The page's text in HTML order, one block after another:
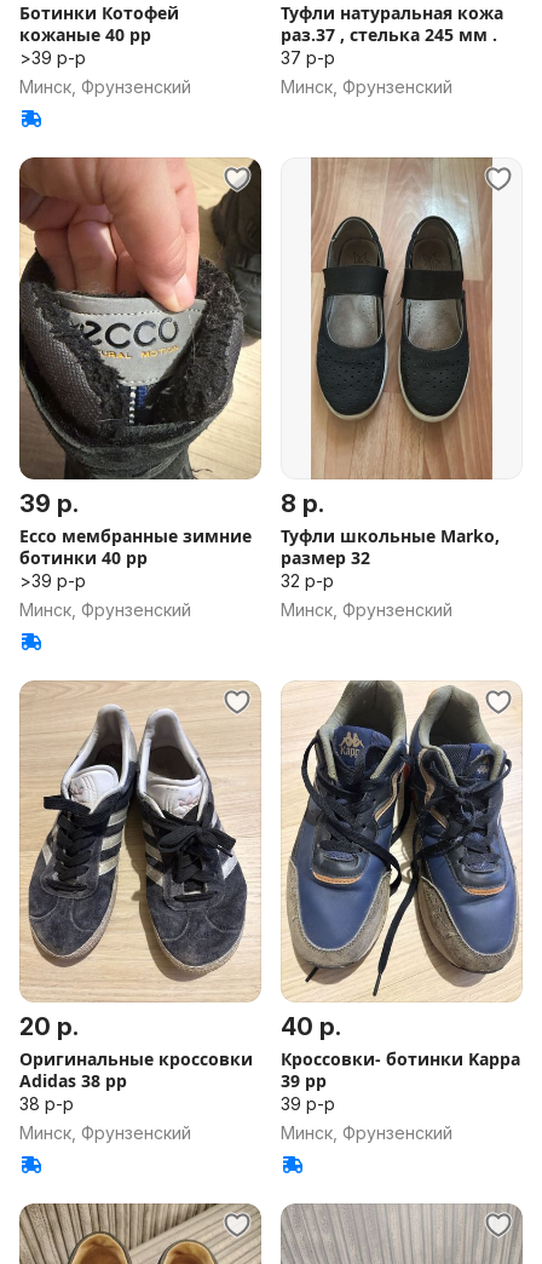
Ботинки Котофей
кожаные 40 рр
>39 р-р
Минск, Фрунзенский
Туфли натуральная кожа
раз.37 , стелька 245 мм .
37 р-р
Минск, Фрунзенский
39 р.
Ecco мембранные зимние
ботинки 40 рр
>39 р-р
Минск, Фрунзенский
8 р.
Туфли школьные Marko,
размер 32
32 р-р
Минск, Фрунзенский
20 р.
Оригинальные кроссовки
Adidas 38 рр
38 р-р
Минск, Фрунзенский
40 р.
Кроссовки- ботинки Kappa
39 рр
39 р-р
Минск, Фрунзенский